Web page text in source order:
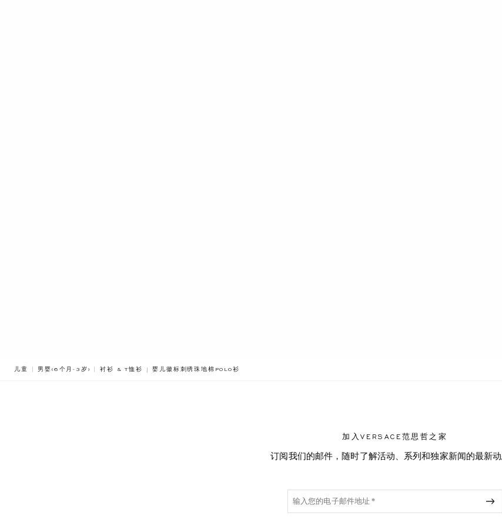
儿童 男婴(6个月-3岁) 衬衫 & T恤衫 BREADCRUMB.ADA.LABEL.CURRENT
婴儿徽标刺绣珠地棉POLO衫
加入VERSACE范思哲之家
订阅我们的邮件，随时了解活动、系列和独家新闻的最新动